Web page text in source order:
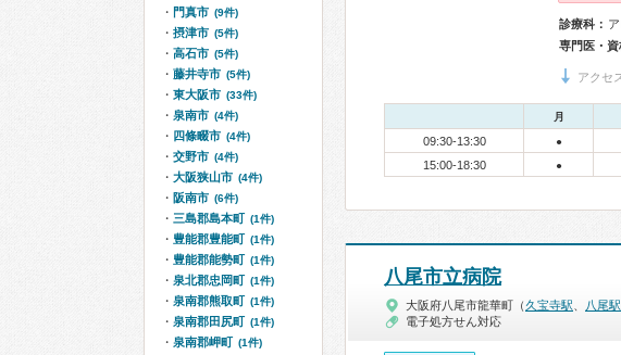
診療科：
専門医・資
アクセ
月
09:30-13:30 ●
15:00-18:30
●
八尾市立病院
大阪府八尾市龍華町（久宝寺駅 八尾駅
電子処方せん対応
門真市 (9件)
摂津市 (5件)
高石市 (5件)
藤井寺市 (5件)
東大阪市 (33件)
泉南市 (4件)
四條畷市 (4件)
交野市 (4件)
大阪狭山市 (4件)
阪南市 (6件)
三島郡島本町 (1件)
豊能郡豊能町 (1件)
豊能郡能勢町 (1件)
泉北郡忠岡町 (1件)
泉南郡熊取町 (1件)
泉南郡田尻町 (1件)
泉南郡岬町 (1件)